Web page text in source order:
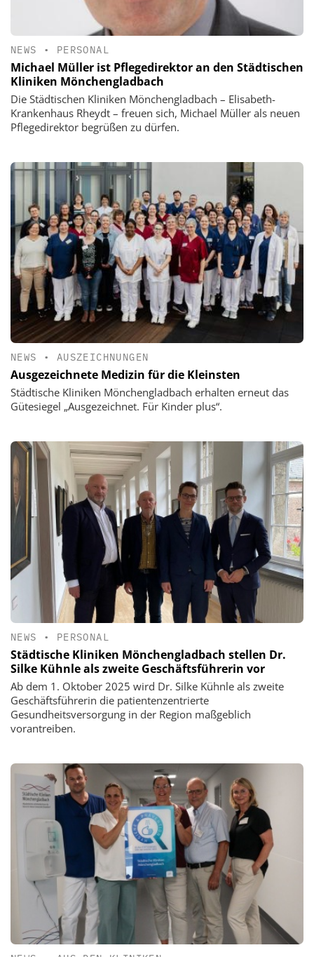
NEWS • PERSONAL
Michael Müller ist Pflegedirektor an den Städtischen
Kliniken Mönchengladbach
Die Städtischen Kliniken Mönchengladbach – Elisabeth-
Krankenhaus Rheydt – freuen sich, Michael Müller als neuen
Pflegedirektor begrüßen zu dürfen.
NEWS • AUSZEICHNUNGEN
Ausgezeichnete Medizin für die Kleinsten
Städtische Kliniken Mönchengladbach erhalten erneut das
Gütesiegel „Ausgezeichnet. Für Kinder plus“.
NEWS • PERSONAL
Städtische Kliniken Mönchengladbach stellen Dr.
Silke Kühnle als zweite Geschäftsführerin vor
Ab dem 1. Oktober 2025 wird Dr. Silke Kühnle als zweite
Geschäftsführerin die patientenzentrierte
Gesundheitsversorgung in der Region maßgeblich
vorantreiben.